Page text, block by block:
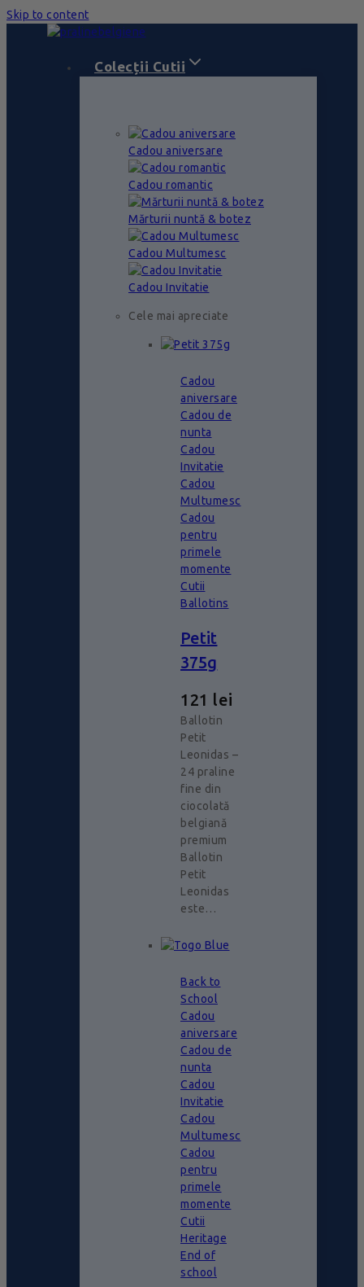
Skip to content
Colecții Cutii
Cadou aniversare
Cadou romantic
Mărturii nuntă & botez
Cadou Multumesc
Cadou Invitatie
Cele mai apreciate
Cadou
aniversare
Cadou de
nunta
Cadou
Invitatie
Cadou
Multumesc
Cadou
pentru
primele
momente
Cutii
Ballotins
Petit
375g
121 lei
Ballotin
Petit
Leonidas –
24 praline
fine din
ciocolată
belgiană
premium
Ballotin
Petit
Leonidas
este…
Back to
School
Cadou
aniversare
Cadou de
nunta
Cadou
Invitatie
Cadou
Multumesc
Cadou
pentru
primele
momente
Cutii
Heritage
End of
school